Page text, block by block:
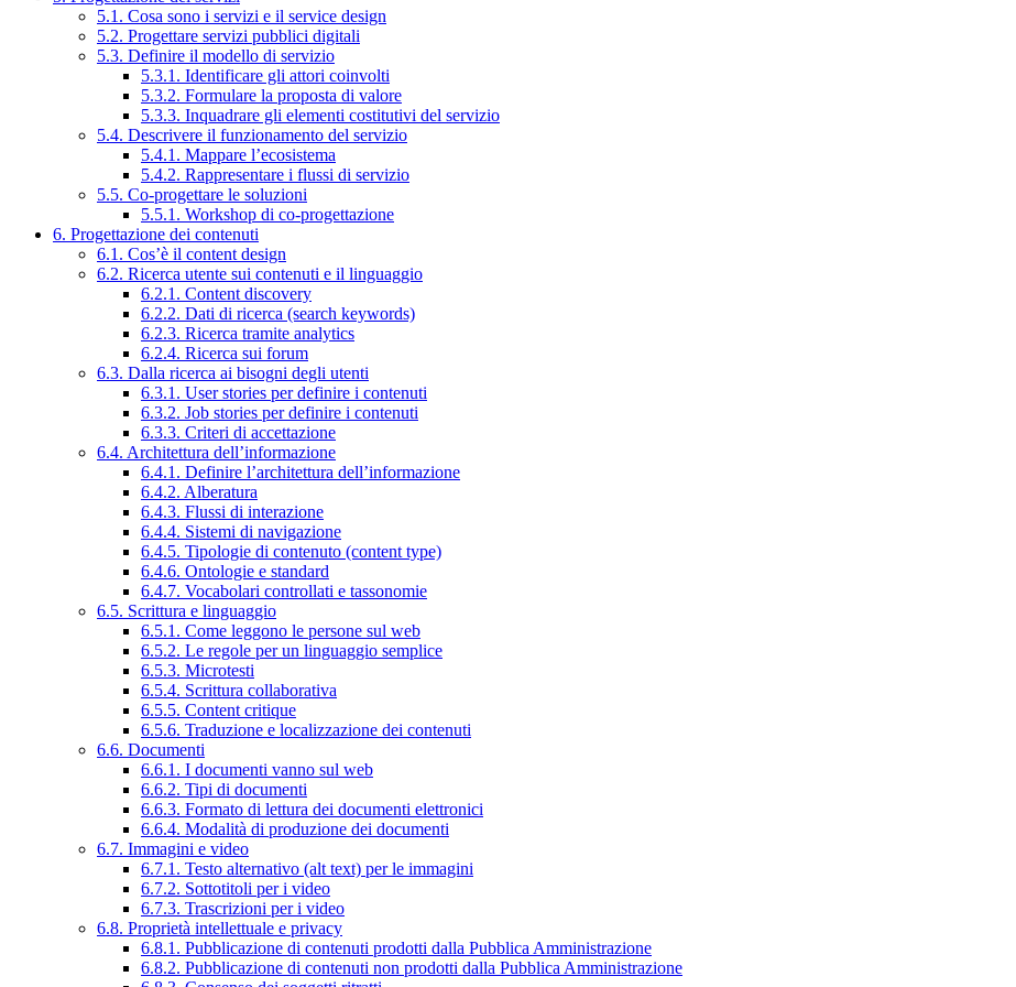
5.1. Cosa sono i servizi e il service design
5.2. Progettare servizi pubblici digitali
5.3. Definire il modello di servizio
5.3.1. Identificare gli attori coinvolti
5.3.2. Formulare la proposta di valore
5.3.3. Inquadrare gli elementi costitutivi del servizio
5.4. Descrivere il funzionamento del servizio
5.4.1. Mappare l’ecosistema
5.4.2. Rappresentare i flussi di servizio
5.5. Co-progettare le soluzioni
5.5.1. Workshop di co-progettazione
6. Progettazione dei contenuti
6.1. Cos’è il content design
6.2. Ricerca utente sui contenuti e il linguaggio
6.2.1. Content discovery
6.2.2. Dati di ricerca (search keywords)
6.2.3. Ricerca tramite analytics
6.2.4. Ricerca sui forum
6.3. Dalla ricerca ai bisogni degli utenti
6.3.1. User stories per definire i contenuti
6.3.2. Job stories per definire i contenuti
6.3.3. Criteri di accettazione
6.4. Architettura dell’informazione
6.4.1. Definire l’architettura dell’informazione
6.4.2. Alberatura
6.4.3. Flussi di interazione
6.4.4. Sistemi di navigazione
6.4.5. Tipologie di contenuto (content type)
6.4.6. Ontologie e standard
6.4.7. Vocabolari controllati e tassonomie
6.5. Scrittura e linguaggio
6.5.1. Come leggono le persone sul web
6.5.2. Le regole per un linguaggio semplice
6.5.3. Microtesti
6.5.4. Scrittura collaborativa
6.5.5. Content critique
6.5.6. Traduzione e localizzazione dei contenuti
6.6. Documenti
6.6.1. I documenti vanno sul web
6.6.2. Tipi di documenti
6.6.3. Formato di lettura dei documenti elettronici
6.6.4. Modalità di produzione dei documenti
6.7. Immagini e video
6.7.1. Testo alternativo (alt text) per le immagini
6.7.2. Sottotitoli per i video
6.7.3. Trascrizioni per i video
6.8. Proprietà intellettuale e privacy
6.8.1. Pubblicazione di contenuti prodotti dalla Pubblica Amministrazione
6.8.2. Pubblicazione di contenuti non prodotti dalla Pubblica Amministrazione